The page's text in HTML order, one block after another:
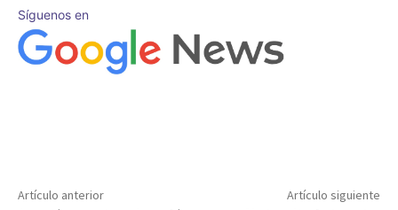
Síguenos en
Artículo anterior Artículo siguiente